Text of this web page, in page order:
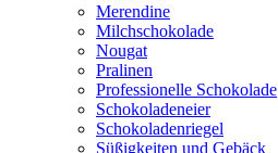
Merendine
Milchschokolade
Nougat
Pralinen
Professionelle Schokolade
Schokoladeneier
Schokoladenriegel
Süßigkeiten und Gebäck